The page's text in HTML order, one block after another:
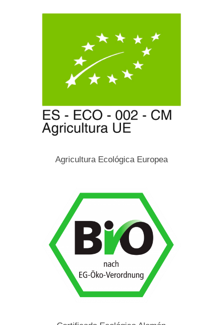
Agricultura Ecológica Europea